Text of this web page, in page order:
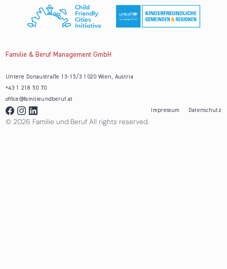
Familie & Beruf Management GmbH
Untere Donaustraße 13-15/3 1020 Wien, Austria
+43 1 218 50 70
office@familieundberuf.at
Impressum
Datenschutz
© 2026 Familie und Beruf All rights reserved.